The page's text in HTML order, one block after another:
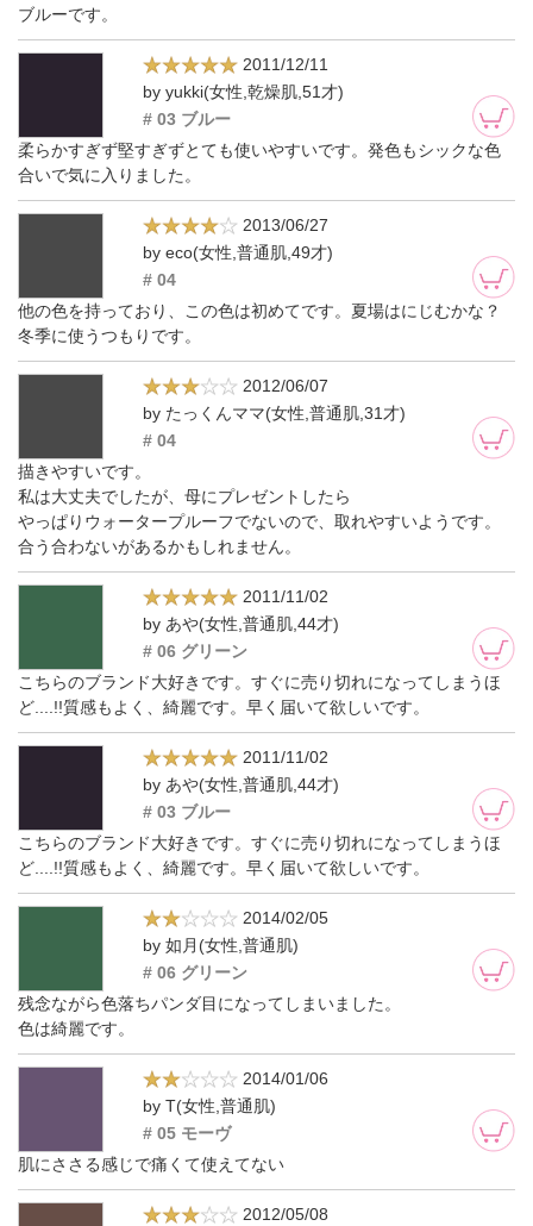
ブルーです。
2011/12/11
by yukki(女性,乾燥肌,51才)
# 03 ブルー
柔らかすぎず堅すぎずとても使いやすいです。発色もシックな色
合いで気に入りました。
2013/06/27
by eco(女性,普通肌,49才)
# 04
他の色を持っており、この色は初めてです。夏場はにじむかな？
冬季に使うつもりです。
2012/06/07
by たっくんママ(女性,普通肌,31才)
# 04
描きやすいです。
私は大丈夫でしたが、母にプレゼントしたら
やっぱりウォータープルーフでないので、取れやすいようです。
合う合わないがあるかもしれません。
2011/11/02
by あや(女性,普通肌,44才)
# 06 グリーン
こちらのブランド大好きです。すぐに売り切れになってしまうほ
ど....!!質感もよく、綺麗です。早く届いて欲しいです。
2011/11/02
by あや(女性,普通肌,44才)
# 03 ブルー
こちらのブランド大好きです。すぐに売り切れになってしまうほ
ど....!!質感もよく、綺麗です。早く届いて欲しいです。
2014/02/05
by 如月(女性,普通肌)
# 06 グリーン
残念ながら色落ちパンダ目になってしまいました。
色は綺麗です。
2014/01/06
by T(女性,普通肌)
# 05 モーヴ
肌にささる感じで痛くて使えてない
2012/05/08